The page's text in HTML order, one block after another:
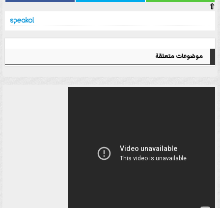
⇧
موضوعات متعلقة